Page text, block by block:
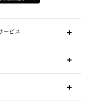
・名刺入れ
ービス
もらえますか？
すが？